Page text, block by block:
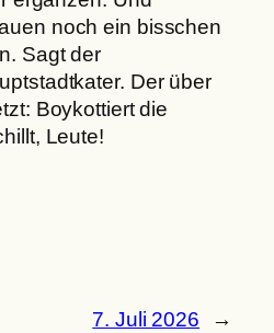
noch ein bisschen
Sagt der
Der über
Boykottiert die
Leute!
7. Juli 2026 →